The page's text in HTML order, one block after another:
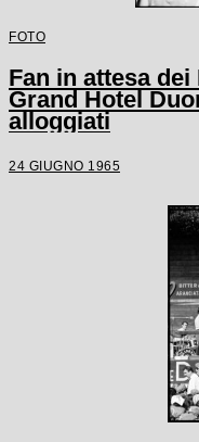
FOTO
Fan in attesa
Grand Hotel
alloggiati
24 GIUGNO 1965